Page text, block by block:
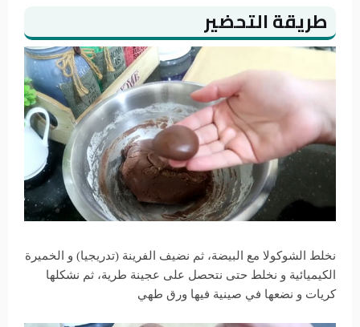
طريقة التحضير
نخلط الشوكولا مع البيضة، ثم نضيف الفرينة (تدريجيا) و الخميرة
الكيميائية و نخلط حتى نتحصل على عجينة طرية، ثم نشكلها
كريات و نضعها في صينية فيها ورق طهي